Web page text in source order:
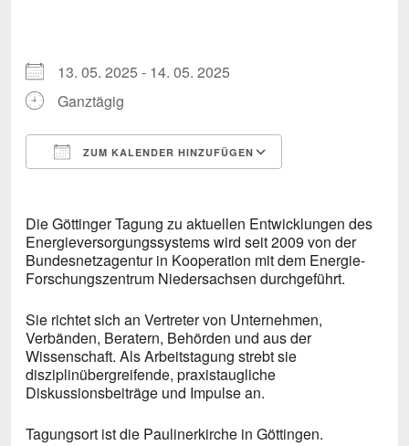
13. 05. 2025 - 14. 05. 2025
Ganztägig
ZUM KALENDER HINZUFÜGEN
Die Göttinger Tagung zu aktuellen Entwicklungen des
Energieversorgungssystems wird seit 2009 von der
Bundesnetzagentur in Kooperation mit dem Energie-
Forschungszentrum Niedersachsen durchgeführt.
Sie richtet sich an Vertreter von Unternehmen,
Verbänden, Beratern, Behörden und aus der
Wissenschaft. Als Arbeitstagung strebt sie
disziplinübergreifende, praxistaugliche
Diskussionsbeiträge und Impulse an.
Tagungsort ist die Paulinerkirche in Göttingen.